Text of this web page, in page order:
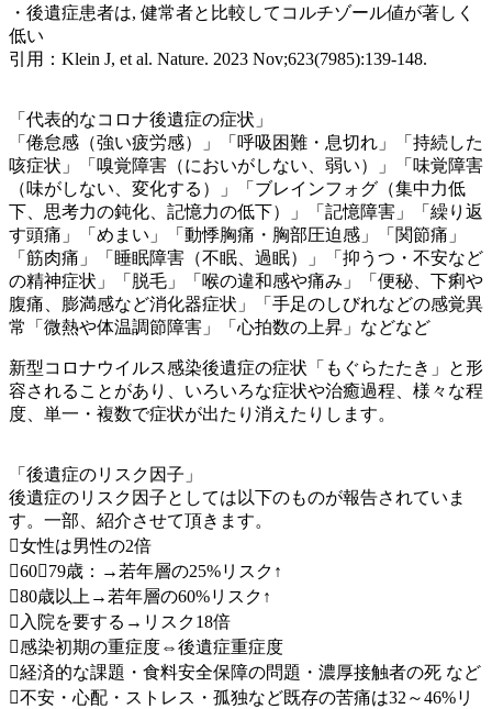
・後遺症患者は, 健常者と比較してコルチゾール値が著しく
低い
引用：Klein J, et al. Nature. 2023 Nov;623(7985):139-148.
「代表的なコロナ後遺症の症状」
「倦怠感（強い疲労感）」「呼吸困難・息切れ」「持続した
咳症状」「嗅覚障害（においがしない、弱い）」「味覚障害
（味がしない、変化する）」「ブレインフォグ（集中力低
下、思考力の鈍化、記憶力の低下）」「記憶障害」「繰り返
す頭痛」「めまい」「動悸胸痛・胸部圧迫感」「関節痛」
「筋肉痛」「睡眠障害（不眠、過眠）」「抑うつ・不安など
の精神症状」「脱毛」「喉の違和感や痛み」「便秘、下痢や
腹痛、膨満感など消化器症状」「手足のしびれなどの感覚異
常「微熱や体温調節障害」「心拍数の上昇」などなど
新型コロナウイルス感染後遺症の症状「もぐらたたき」と形
容されることがあり、いろいろな症状や治癒過程、様々な程
度、単一・複数で症状が出たり消えたりします。
「後遺症のリスク因子」
後遺症のリスク因子としては以下のものが報告されていま
す。一部、紹介させて頂きます。
女性は男性の2倍
60～79歳：→若年層の25%リスク↑
80歳以上→若年層の60%リスク↑
入院を要する→リスク18倍
感染初期の重症度⇔後遺症重症度
経済的な課題・食料安全保障の問題・濃厚接触者の死 など
不安・心配・ストレス・孤独など既存の苦痛は32～46%リ